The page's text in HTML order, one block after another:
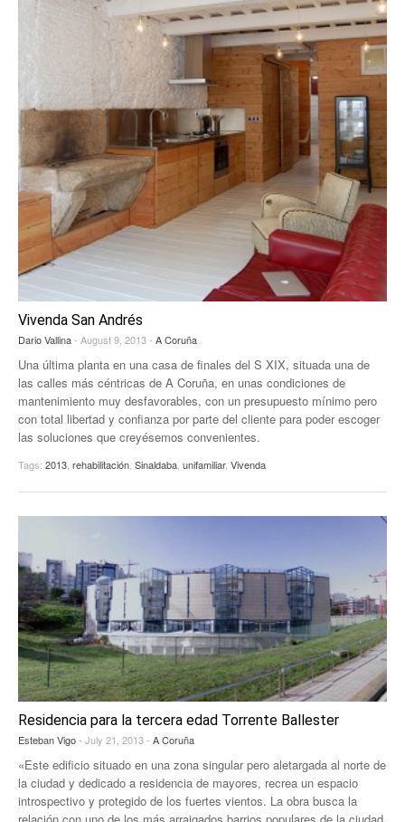
Vivenda San Andrés
Dario Vallina- August 9, 2013 - A Coruña
Una última planta en una casa de finales del S XIX, situada una de
las calles más céntricas de A Coruña, en unas condiciones de
mantenimiento muy desfavorables, con un presupuesto mínimo pero
con total libertad y confianza por parte del cliente para poder escoger
las soluciones que creyésemos convenientes.
Tags: 2013 rehabilitación Sinaldaba unifamiliar, Vivenda
Residencia para la tercera edad Torrente Ballester
Esteban Vigo- July 21, 2013 - A Coruña
«Este edificio situado en una zona singular pero aletargada al norte de
la ciudad y dedicado a residencia de mayores, recrea un espacio
introspectivo y protegido de los fuertes vientos. La obra busca la